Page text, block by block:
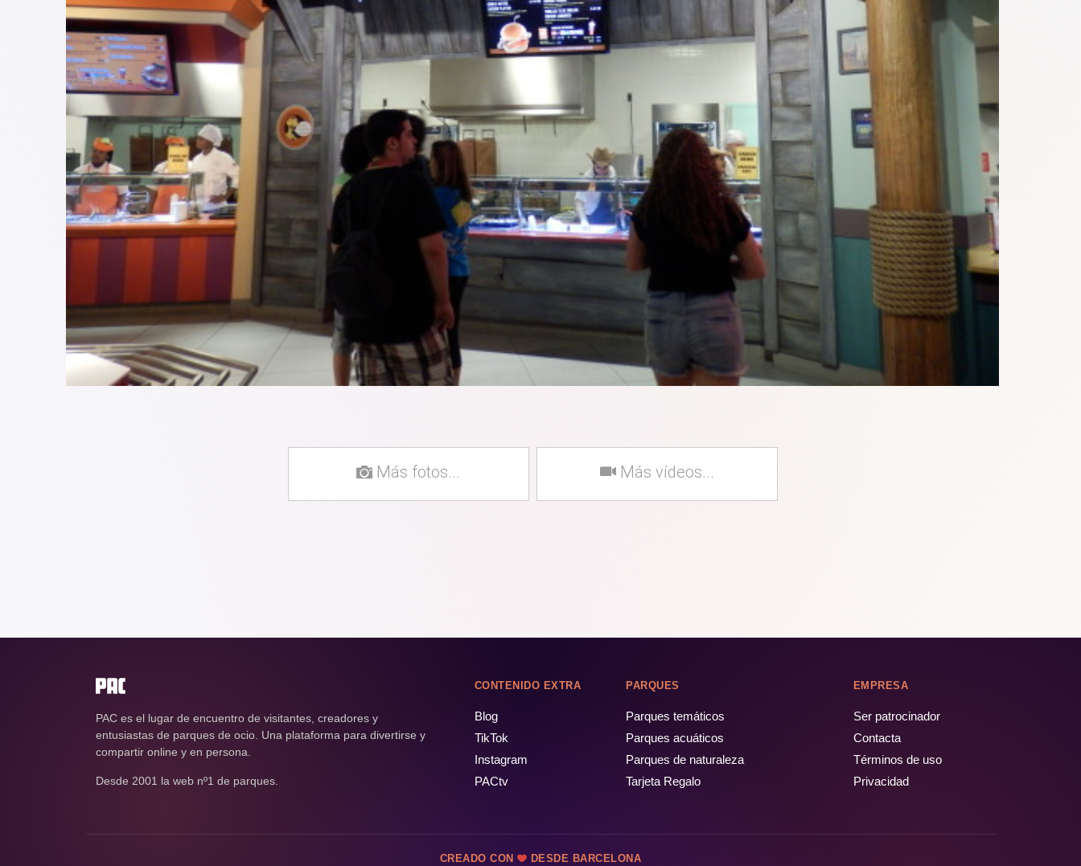
Más fotos... Más vídeos...
PAC es el lugar de encuentro de visitantes, creadores y
entusiastas de parques de ocio. Una plataforma para divertirse y
compartir online y en persona.
Desde 2001 la web nº1 de parques.
CONTENIDO EXTRA
Blog
TikTok
Instagram
PACtv
PARQUES
Parques temáticos
Parques acuáticos
Parques de naturaleza
Tarjeta Regalo
EMPRESA
Ser patrocinador
Contacta
Términos de uso
Privacidad
CREADO CON DESDE BARCELONA